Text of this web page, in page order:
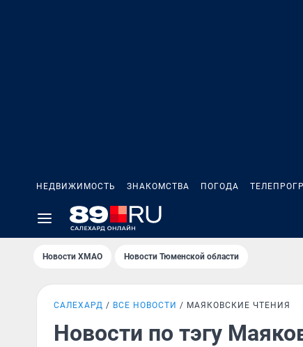
НЕДВИЖИМОСТЬ ЗНАКОМСТВА ПОГОДА
Новости ХМАО Новости Тюменской области
САЛЕХАРД ВСЕ НОВОСТИ МАЯКОВСКИЕ ЧТЕНИЯ
Новости по тэгу